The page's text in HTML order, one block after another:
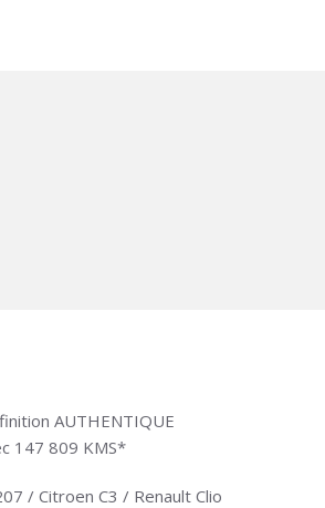
AUTHENTIQUE
147 809 KMS*
/ Citroen C3 / Renault Clio